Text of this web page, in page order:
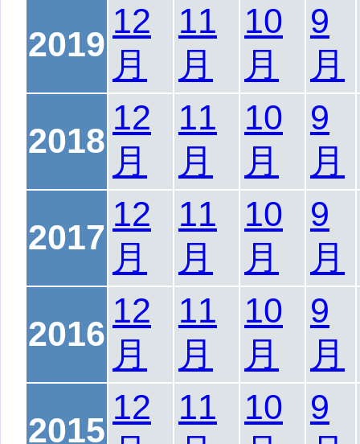
2019
12
月
11
月
10
月
9
月
2018
12
月
11
月
10
月
9
月
2017
12
月
11
月
10
月
9
月
2016
12
月
11
月
10
月
9
月
2015
12
11
10
9